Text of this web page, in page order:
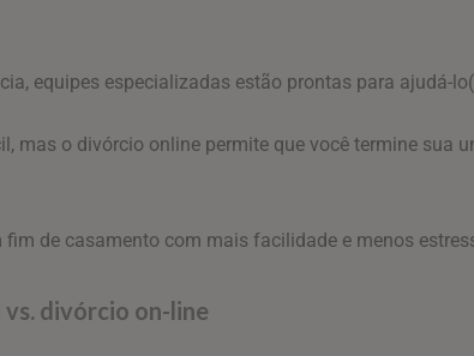
equipes especializadas estão prontas para ajudá-
mas o divórcio online permite que você termine sua
de casamento com mais facilidade e menos
divórcio on-line